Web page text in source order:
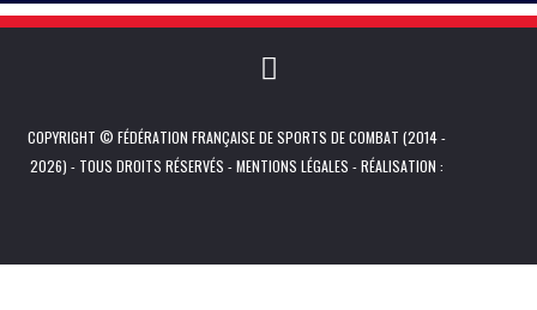
COPYRIGHT © FÉDÉRATION FRANÇAISE DE SPORTS DE COMBAT (2014 -
2026) - TOUS DROITS RÉSERVÉS -MENTIONS LÉGALES - RÉALISATION :